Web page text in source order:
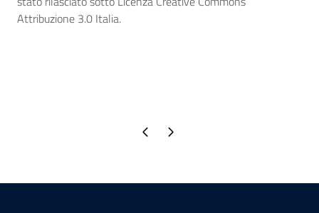
Attribuzione 3.0 Italia.
Pagina precedente
Pagina successiva